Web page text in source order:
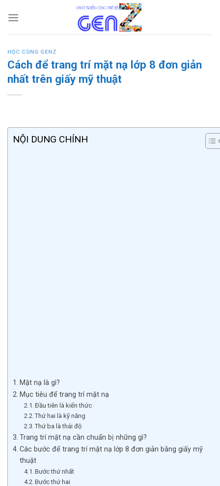
HỌC CÙNG GENZ
Cách để trang trí mặt nạ lớp 8 đơn giản
nhất trên giấy mỹ thuật
NỘI DUNG CHÍNH
Mặt nạ là gì?
Mục tiêu để trang trí mặt nạ
Đầu tiên là kiến thức
Thứ hai là kỹ năng
Thứ ba là thái độ
Trang trí mặt nạ cần chuẩn bị những gì?
Các bước để trang trí mặt nạ lớp 8 đơn giản bằng giấy mỹ
thuật
Bước thứ nhất
Bước thứ hai